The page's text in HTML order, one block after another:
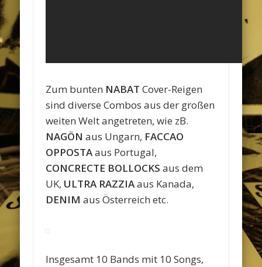
Zum bunten NABAT Cover-Reigen
sind diverse Combos aus der großen
weiten Welt angetreten, wie zB.
NAGÖN aus Ungarn, FACCAO
OPPOSTAaus Portugal,
CONCRECTE BOLLOCKS aus dem
UK, ULTRA RAZZIAaus Kanada,
DENIM aus Österreich etc.
Insgesamt 10 Bands mit 10 Songs,